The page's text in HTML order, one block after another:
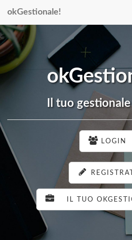
okGestionale!
Il tuo
LOGIN
IL TUO